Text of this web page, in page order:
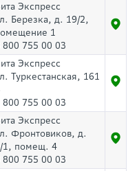
Экспресс
Березка, д. 19/2,
1
800 755 00 03
Экспресс
Туркестанская, 161
800 755 00 03
Экспресс
Фронтовиков, д.
1, помещ. 4
800 755 00 03